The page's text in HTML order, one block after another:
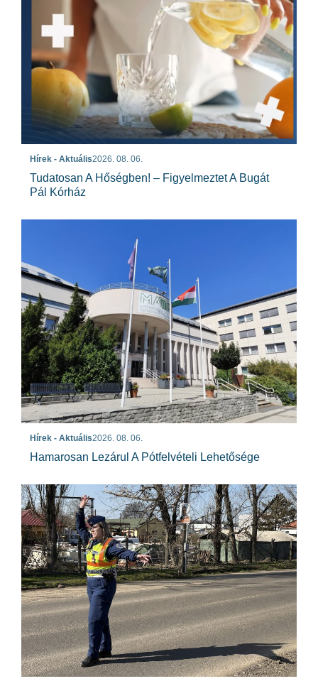
Hírek - Aktuális2026. 08. 06.
Tudatosan A Hőségben! – Figyelmeztet A Bugát
Pál Kórház
Hírek - Aktuális2026. 08. 06.
Hamarosan Lezárul A Pótfelvételi Lehetősége